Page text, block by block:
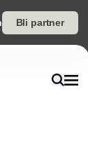
Bli partner